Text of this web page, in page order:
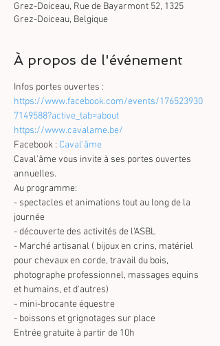
Grez-Doiceau, Rue de Bayarmont 52, 1325
Grez-Doiceau, Belgique
À propos de l'événement
Infos portes ouvertes :
https://www.facebook.com/events/176523930
7149588?active_tab=about
https://www.cavalame.be/
Facebook : Caval'âme
Caval'âme vous invite à ses portes ouvertes
annuelles.
Au programme:
- spectacles et animations tout au long de la
journée
- découverte des activités de l'ASBL
- Marché artisanal ( bijoux en crins, matériel
pour chevaux en corde, travail du bois,
photographe professionnel, massages equins
et humains, et d'autres)
- mini-brocante équestre
- boissons et grignotages sur place
Entrée gratuite à partir de 10h